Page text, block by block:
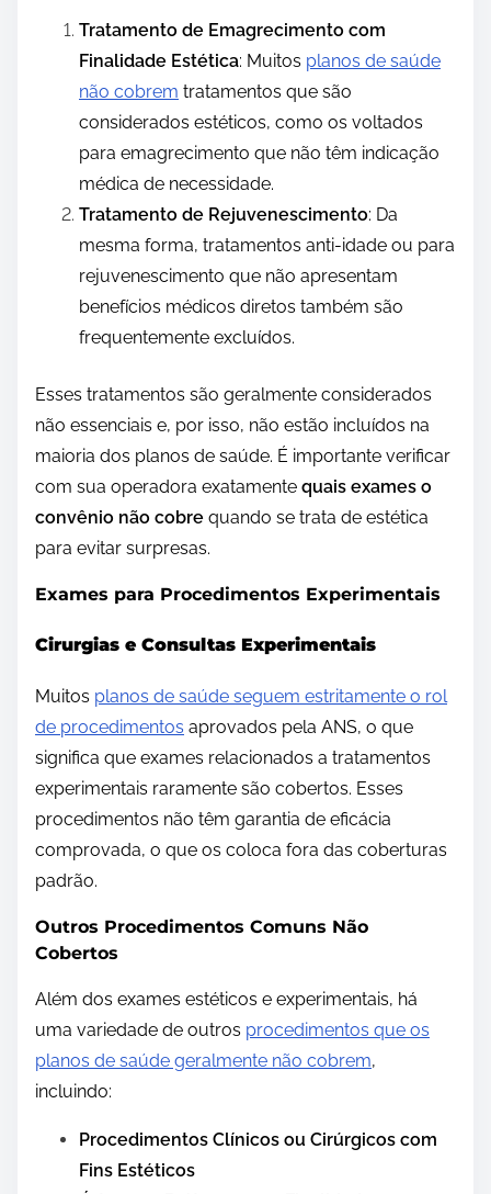
Tratamento de Emagrecimento com
Finalidade Estética: Muitos planos de saúde
não cobrem tratamentos que são
considerados estéticos, como os voltados
para emagrecimento que não têm indicação
médica de necessidade.
Tratamento de Rejuvenescimento: Da
mesma forma, tratamentos anti-idade ou para
rejuvenescimento que não apresentam
benefícios médicos diretos também são
frequentemente excluídos.
Esses tratamentos são geralmente considerados
não essenciais e, por isso, não estão incluídos na
maioria dos planos de saúde. É importante verificar
com sua operadora exatamente quais exames o
convênio não cobre quando se trata de estética
para evitar surpresas.
Exames para Procedimentos Experimentais
Cirurgias e Consultas Experimentais
Muitos planos de saúde seguem estritamente o rol
de procedimentos aprovados pela ANS, o que
significa que exames relacionados a tratamentos
experimentais raramente são cobertos. Esses
procedimentos não têm garantia de eficácia
comprovada, o que os coloca fora das coberturas
padrão.
Outros Procedimentos Comuns Não
Cobertos
Além dos exames estéticos e experimentais, há
uma variedade de outros procedimentos que os
planos de saúde geralmente não cobrem,
incluindo:
Procedimentos Clínicos ou Cirúrgicos com
Fins Estéticos